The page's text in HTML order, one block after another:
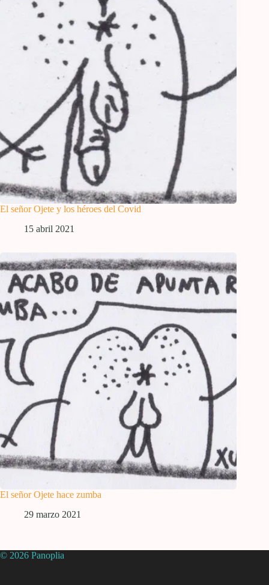
El señor Ojete y los héroes del Covid
15 abril 2021
El señor Ojete hace zumba
29 marzo 2021
© 2026 Panoplia